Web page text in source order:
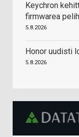
Keychron
firmwarea
5.8.2026
Honor uudisti
5.8.2026